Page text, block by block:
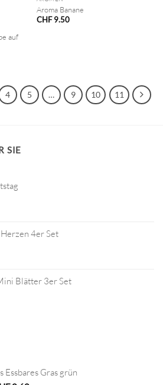
auf
Aroma Banane
CHF9.50
4 5 … 9 10 11
SIE
4er Set
Blätter 3er Set
Essbares Gras grün